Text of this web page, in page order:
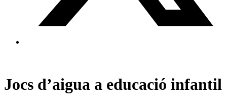
Jocs d’aigua a educació infantil